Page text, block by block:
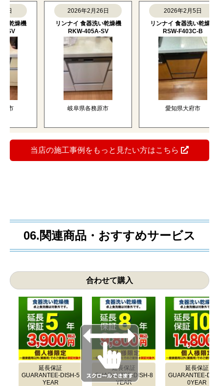
機
2026年2月26日
リンナイ 食器洗い乾燥機
RKW-405A-SV
岐阜県各務原市
2026年2月5日
リンナイ 食器洗い乾燥機
RSW-F403C-B
愛知県大府市
当店の施工事例をもっと見たい方はこちら
06.関連商品・おすすめサービス
合わせて購入
延長保証
GUARANTEE-DISH-5
YEAR
延長保証
GUARANTEE-DISH-8
YEAR
延長保証
GUARANTEE-
0YEAR